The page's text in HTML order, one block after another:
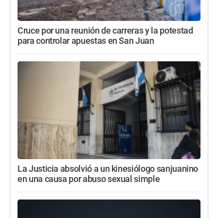
Cruce por una reunión de carreras y la potestad
para controlar apuestas en San Juan
La Justicia absolvió a un kinesiólogo sanjuanino
en una causa por abuso sexual simple